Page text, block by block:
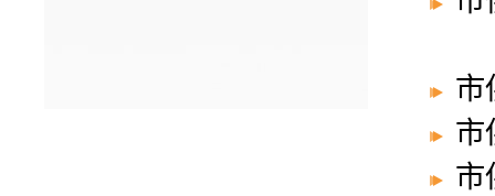
市
市
市